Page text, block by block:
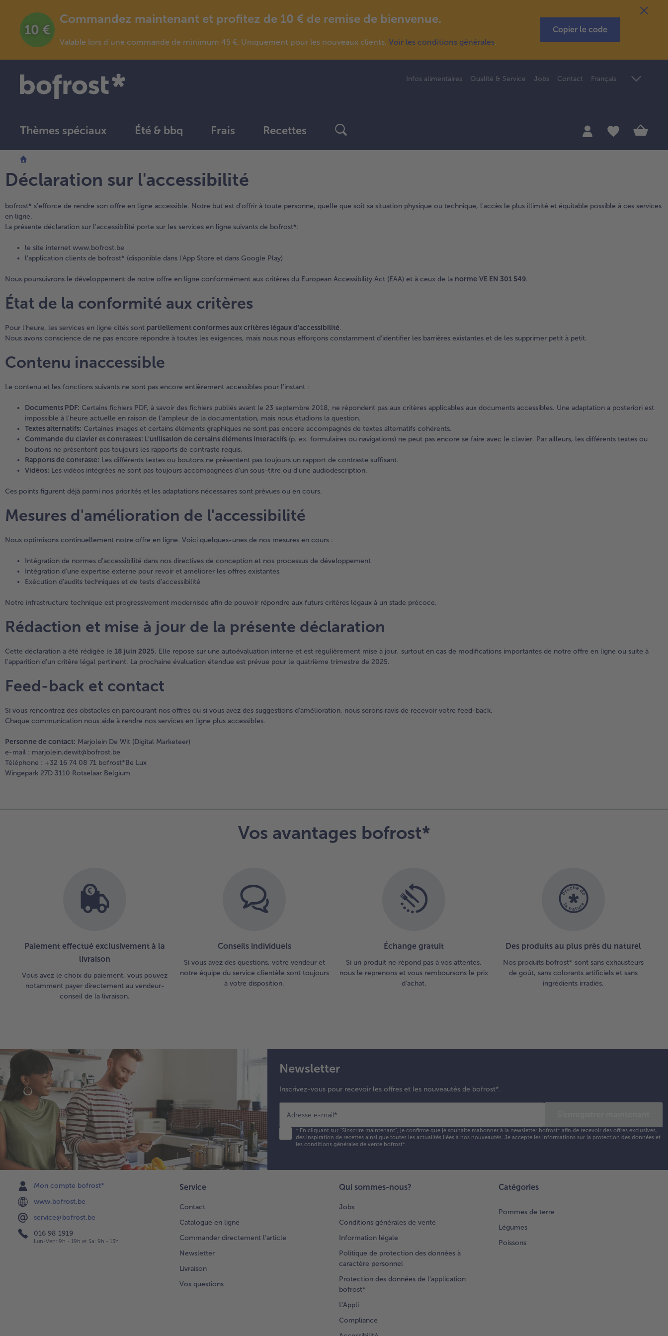
Commandez maintenant et profitez de 10 € de remise de bienvenue.
Valable lors d’une commande de minimum 45 €. Uniquement pour les nouveaux clients. Voir les conditions générales.
Copier le code
Infos alimentaires Qualité & Service Jobs Contact Français
Thèmes spéciaux Été & bbq Frais Recettes
Déclaration sur l'accessibilité
bofrost* s'efforce de rendre son offre en ligne accessible. Notre but est d'offrir à toute personne, quelle que soit sa situation physique ou technique, l'accès le plus illimité et équitable possible à ces services
en ligne.
La présente déclaration sur l'accessibilité porte sur les services en ligne suivants de bofrost*:
le site internet www.bofrost.be
l'application clients de bofrost* (disponible dans l'App Store et dans Google Play)
Nous poursuivrons le développement de notre offre en ligne conformément aux critères du European Accessibility Act (EAA) et à ceux de la norme VE EN 301 549.
État de la conformité aux critères
Pour l'heure, les services en ligne cités sont partiellement conformes aux critères légaux d'accessibilité.
Nous avons conscience de ne pas encore répondre à toutes les exigences, mais nous nous efforçons constamment d'identifier les barrières existantes et de les supprimer petit à petit.
Contenu inaccessible
Le contenu et les fonctions suivants ne sont pas encore entièrement accessibles pour l'instant :
Documents PDF: Certains fichiers PDF, à savoir des fichiers publiés avant le 23 septembre 2018, ne répondent pas aux critères applicables aux documents accessibles. Une adaptation a posteriori est
impossible à l'heure actuelle en raison de l'ampleur de la documentation, mais nous étudions la question.
Textes alternatifs: Certaines images et certains éléments graphiques ne sont pas encore accompagnés de textes alternatifs cohérents.
Commande du clavier et contrastes: L'utilisation de certains éléments interactifs (p. ex. formulaires ou navigations) ne peut pas encore se faire avec le clavier. Par ailleurs, les différents textes ou
boutons ne présentent pas toujours les rapports de contraste requis.
Rapports de contraste: Les différents textes ou boutons ne présentent pas toujours un rapport de contraste suffisant.
Vidéos: Les vidéos intégrées ne sont pas toujours accompagnées d'un sous-titre ou d'une audiodescription.
Ces points figurent déjà parmi nos priorités et les adaptations nécessaires sont prévues ou en cours.
Mesures d'amélioration de l'accessibilité
Nous optimisons continuellement notre offre en ligne. Voici quelques-unes de nos mesures en cours :
Intégration de normes d'accessibilité dans nos directives de conception et nos processus de développement
Intégration d'une expertise externe pour revoir et améliorer les offres existantes
Exécution d'audits techniques et de tests d'accessibilité
Notre infrastructure technique est progressivement modernisée afin de pouvoir répondre aux futurs critères légaux à un stade précoce.
Rédaction et mise à jour de la présente déclaration
Cette déclaration a été rédigée le 18 juin 2025. Elle repose sur une autoévaluation interne et est régulièrement mise à jour, surtout en cas de modifications importantes de notre offre en ligne ou suite à
l'apparition d'un critère légal pertinent. La prochaine évaluation étendue est prévue pour le quatrième trimestre de 2025.
Feed-back et contact
Si vous rencontrez des obstacles en parcourant nos offres ou si vous avez des suggestions d'amélioration, nous serons ravis de recevoir votre feed-back.
Chaque communication nous aide à rendre nos services en ligne plus accessibles.
Personne de contact: Marjolein De Wit (Digital Marketeer)
e-mail : marjolein.dewit@bofrost.be
Téléphone : +32 16 74 08 71 bofrost*Be Lux
Wingepark 27D 3110 Rotselaar Belgium
Vos avantages bofrost*
Paiement effectué exclusivement à la
livraison
Vous avez le choix du paiement, vous pouvez
notamment payer directement au vendeur-
conseil de la livraison.
Conseils individuels
Si vous avez des questions, votre vendeur et
notre équipe du service clientèle sont toujours
à votre disposition.
Échange gratuit
Si un produit ne répond pas à vos attentes,
nous le reprenons et vous remboursons le prix
d'achat.
Des produits au plus près du naturel
Nos produits bofrost* sont sans exhausteurs
de goût, sans colorants artificiels et sans
ingrédients irradiés.
Newsletter
Inscrivez-vous pour recevoir les offres et les nouveautés de bofrost*.
Adresse e-mail*
*En cliquant sur "Sinscrire maintenant", je confirme que je souhaite mabonner à la newsletter bofrost* afin de recevoir des offres exclusives,
des inspiration de recettes ainsi que toutes les actualités liées à nos nouveautés. Je accepte les informations sur la protection des données et
les conditions générales de vente bofrost*.
Mon compte bofrost*
www.bofrost.be
service@bofrost.be
016 98 1919
Lun-Ven: 9h - 19h et Sa: 9h - 13h
Service
Contact
Catalogue en ligne
Commander directement l’article
Newsletter
Livraison
Vos questions
Qui sommes-nous?
Jobs
Conditions générales de vente
Information légale
Politique de protection des données à
caractère personnel
Protection des données de l’application
bofrost*
L'Appli
Compliance
Catégories
Pommes de terre
Légumes
Poissons